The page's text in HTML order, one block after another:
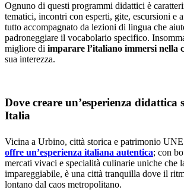
Ognuno di questi programmi didattici è
tematici, incontri con esperti, gite, escursioni e
tutto accompagnato da lezioni di lingua che
padroneggiare il vocabolario specifico.
migliore di imparare l’italiano immersi nella
sua interezza.
Dove creare un’esperienza didattica
Italia
Vicina a Urbino, città storica e patrimonio
offre un’esperienza italiana autentica; con
mercati vivaci e specialità culinarie uniche che
impareggiabile, è una città tranquilla dove il
lontano dal caos metropolitano.